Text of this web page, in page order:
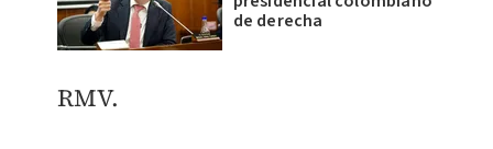
de derecha
RMV.